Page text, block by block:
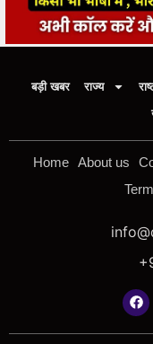
बड़ी खबर राज्य
Home About us